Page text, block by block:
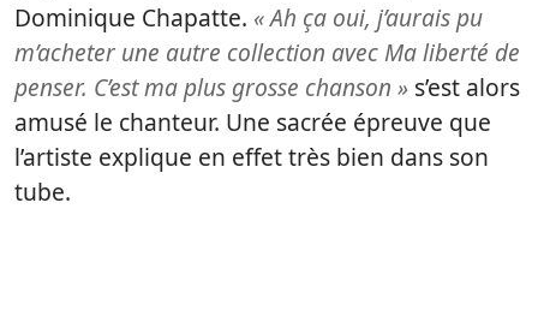
Dominique Chapatte. « Ah ça oui, j’aurais pu
m’acheter une autre collection avec Ma liberté de
penser. C’est ma plus grosse chanson » s’est alors
amusé le chanteur. Une sacrée épreuve que
l’artiste explique en effet très bien dans son
tube.